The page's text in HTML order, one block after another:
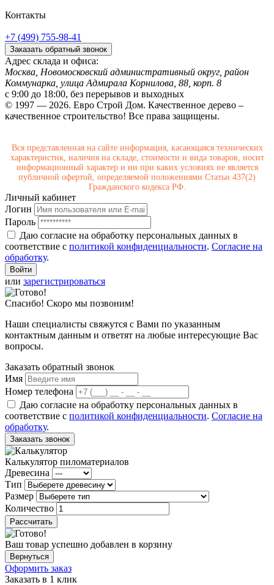
Контакты
+7 (499) 755-98-41
Заказать обратный звонок
Адрес склада и офиса:
Москва, Новомосковский административный округ, район
Коммунарка, улица Адмирала Корнилова, 88, корп. 8
с 9:00 до 18:00, без перерывов и выходных
© 1997 — 2026. Евро Строй Дом. Качественное дерево –
качественное строительство! Все права защищены.
Вся представленная на сайте информация, касающаяся технических
характеристик, наличия на складе, стоимости и вида товаров, носит
информационный характер и ни при каких условиях не является
публичной офертой, определяемой положениями Статьи 437(2)
Гражданского кодекса РФ.
Личный кабинет
Логин
Пароль
Даю согласие на обработку персональных данных в
соответствие с политикой конфиденциальности. Согласие на
обработку.
или зарегистрироваться
Спасибо! Скоро мы позвоним!
Наши специалисты свяжутся с Вами по указанным
контактным данным и ответят на любые интересующие Вас
вопросы.
Заказать обратный звонок
Имя
Номер телефона
Даю согласие на обработку персональных данных в
соответствие с политикой конфиденциальности. Согласие на
обработку.
Заказать звонок
Калькулятор пиломатериалов
Древесина
Тип
Размер
Количество
Рассчитать
Ваш товар успешно добавлен в корзину
Вернуться
Оформить заказ
Заказать в 1 клик